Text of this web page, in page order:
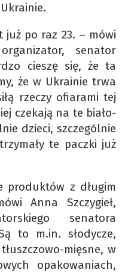
już po raz 23. – mówi
senator
cieszę się, że ta
że w Ukrainie trwa
rzeczy ofiarami tej
czekają na te biało-
dzieci, szczególnie
te paczki już
produktów z długim
Anna Szczygieł,
senatora
to m.in. słodycze,
mięsne, w
opakowaniach,